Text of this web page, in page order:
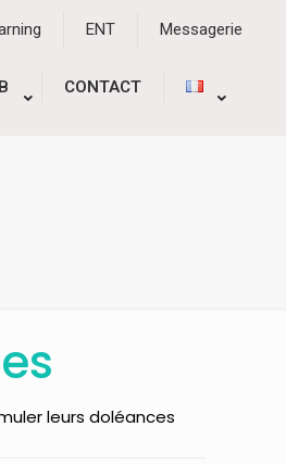
ENT Messagerie
CONTACT
leurs doléances